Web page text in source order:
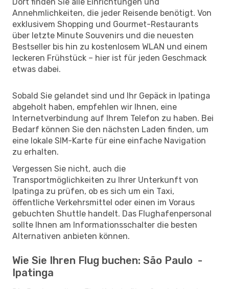
Annehmlichkeiten, die jeder Reisende benötigt. Von
exklusivem Shopping und Gourmet-Restaurants
über letzte Minute Souvenirs und die neuesten
Bestseller bis hin zu kostenlosem WLAN und einem
leckeren Frühstück – hier ist für jeden Geschmack
etwas dabei.
Sobald Sie gelandet sind und Ihr Gepäck in Ipatinga
abgeholt haben, empfehlen wir Ihnen, eine
Internetverbindung auf Ihrem Telefon zu haben. Bei
Bedarf können Sie den nächsten Laden finden, um
eine lokale SIM-Karte für eine einfache Navigation
zu erhalten.
Vergessen Sie nicht, auch die
Transportmöglichkeiten zu Ihrer Unterkunft von
Ipatinga zu prüfen, ob es sich um ein Taxi,
öffentliche Verkehrsmittel oder einen im Voraus
gebuchten Shuttle handelt. Das Flughafenpersonal
sollte Ihnen am Informationsschalter die besten
Alternativen anbieten können.
Wie Sie Ihren Flug buchen: São Paulo -
Ipatinga